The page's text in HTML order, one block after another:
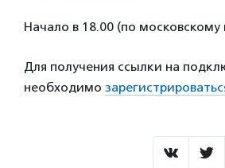
Начало в 18.00 (по московскому
Для получения ссылки на
необходимо